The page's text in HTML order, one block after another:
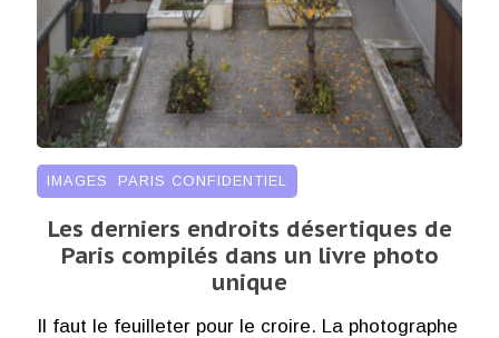
IMAGES PARIS CONFIDENTIEL
Les derniers endroits désertiques de
Paris compilés dans un livre photo
unique
Il faut le feuilleter pour le croire. La photographe